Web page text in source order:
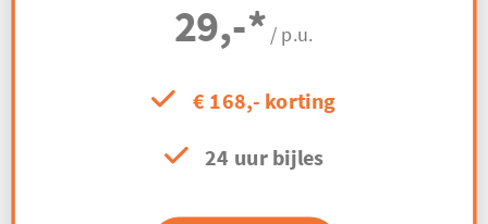
29,-* / p.u.
€ 168,- korting
24 uur bijles